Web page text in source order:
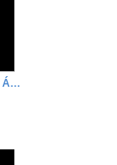
María Ruiz Montes CDD B2 - Área 6